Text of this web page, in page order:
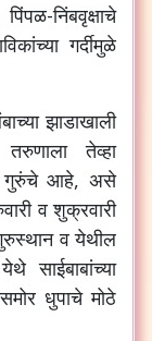
निंबवृक्षाचे
गर्दीमुळे
झाडाखाली
तेव्हा
गुरुंचे आहे, असे
व शुक्रवारी
व येथील
साईबाबांच्या
धुपाचे मोठे